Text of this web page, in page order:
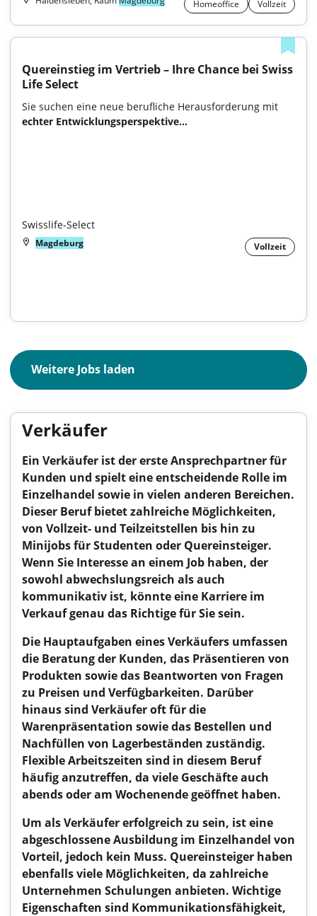
Homeoffice Vollzeit
Quereinstieg im Vertrieb – Ihre Chance bei Swiss
Life Select
echter Entwicklungsperspektive...
Swisslife-Select
Magdeburg Vollzeit
Weitere Jobs laden
Verkäufer
Ein Verkäufer ist der erste Ansprechpartner für
Kunden und spielt eine entscheidende Rolle im
Einzelhandel sowie in vielen anderen Bereichen.
Dieser Beruf bietet zahlreiche Möglichkeiten,
von Vollzeit- und Teilzeitstellen bis hin zu
Minijobs für Studenten oder Quereinsteiger.
Wenn Sie Interesse an einem Job haben, der
sowohl abwechslungsreich als auch
kommunikativ ist, könnte eine Karriere im
Verkauf genau das Richtige für Sie sein.
Die Hauptaufgaben eines Verkäufers umfassen
die Beratung der Kunden, das Präsentieren von
Produkten sowie das Beantworten von Fragen
zu Preisen und Verfügbarkeiten. Darüber
hinaus sind Verkäufer oft für die
Warenpräsentation sowie das Bestellen und
Nachfüllen von Lagerbeständen zuständig.
Flexible Arbeitszeiten sind in diesem Beruf
häufig anzutreffen, da viele Geschäfte auch
abends oder am Wochenende geöffnet haben.
Um als Verkäufer erfolgreich zu sein, ist eine
abgeschlossene Ausbildung im Einzelhandel von
Vorteil, jedoch kein Muss. Quereinsteiger haben
ebenfalls viele Möglichkeiten, da zahlreiche
Unternehmen Schulungen anbieten. Wichtige
Eigenschaften sind Kommunikationsfähigkeit,